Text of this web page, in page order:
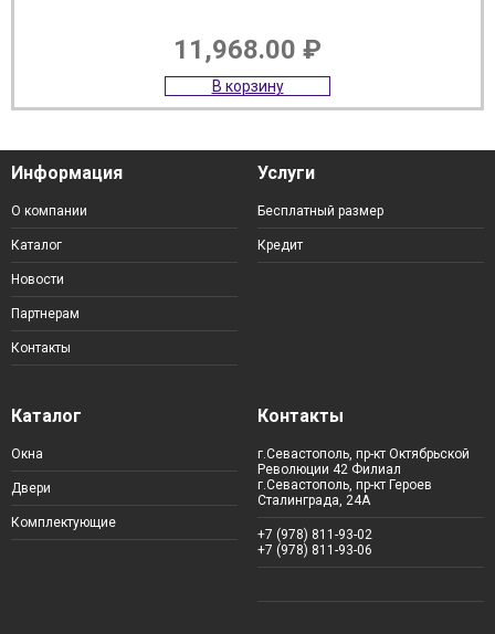
11,968.00 ₽
В корзину
Информация
О компании
Каталог
Новости
Партнерам
Контакты
Услуги
Бесплатный размер
Кредит
Каталог
Окна
Двери
Комплектующие
Контакты
г.Севастополь, пр-кт Октябрьской
Революции 42 Филиал
г.Севастополь, пр-кт Героев
Сталинграда, 24А
+7 (978) 811-93-02
+7 (978) 811-93-06